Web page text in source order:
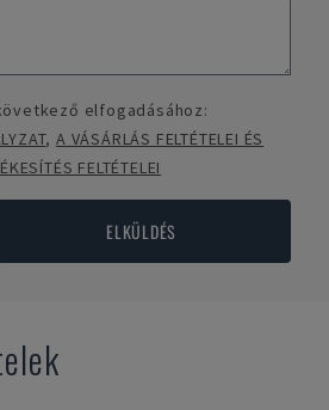
elfogadásához:
,A VÁSÁRLÁS FELTÉTELEI ÉS
FELTÉTELEI
ELKÜLDÉS